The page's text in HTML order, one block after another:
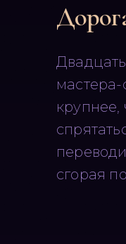
крупнее,
сгорая